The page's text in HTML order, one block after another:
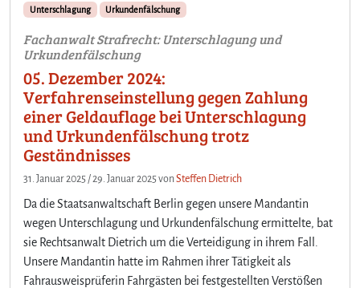
Unterschlagung Urkundenfälschung
Fachanwalt Strafrecht: Unterschlagung und
Urkundenfälschung
05. Dezember 2024:
Verfahrenseinstellung gegen Zahlung
einer Geldauflage bei Unterschlagung
und Urkundenfälschung trotz
Geständnisses
31. Januar 2025 /29. Januar 2025vonSteffen Dietrich
Da die Staatsanwaltschaft Berlin gegen unsere Mandantin
wegen Unterschlagung und Urkundenfälschung ermittelte, bat
sie Rechtsanwalt Dietrich um die Verteidigung in ihrem Fall.
Unsere Mandantin hatte im Rahmen ihrer Tätigkeit als
Fahrausweisprüferin Fahrgästen bei festgestellten Verstößen